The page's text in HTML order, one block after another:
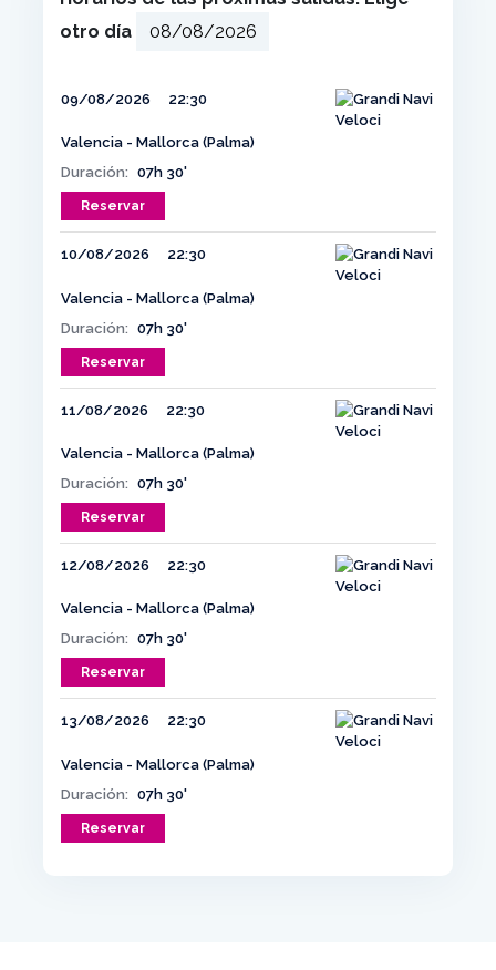
otro día
09/08/2026 22:30
Valencia - Mallorca (Palma)
Duración: 07h 30'
Reservar
10/08/2026 22:30
Valencia - Mallorca (Palma)
Duración: 07h 30'
Reservar
11/08/2026 22:30
Valencia - Mallorca (Palma)
Duración: 07h 30'
Reservar
12/08/2026 22:30
Valencia - Mallorca (Palma)
Duración: 07h 30'
Reservar
13/08/2026 22:30
Valencia - Mallorca (Palma)
Duración: 07h 30'
Reservar